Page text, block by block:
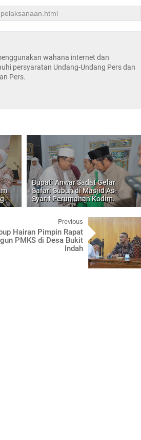
wahana internet dan
persyaratan Undang-Undang Pers dan
Pers.
Bupati Anwar Sadat Gelar
Safari Subuh di Masjid As-
Syarif Perumahan Kodim.
Previous
Hairan Pimpin Rapat
PMKS di Desa Bukit
Indah